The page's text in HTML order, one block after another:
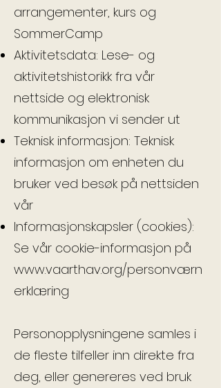
arrangementer, kurs og
SommerCamp
Aktivitetsdata: Lese- og
aktivitetshistorikk fra vår
nettside og elektronisk
kommunikasjon vi sender ut
Teknisk informasjon: Teknisk
informasjon om enheten du
bruker ved besøk på nettsiden
vår
Informasjonskapsler (cookies):
Se vår cookie-informasjon på
www.vaarthav.org/personværn
erklæring
Personopplysningene samles i
de fleste tilfeller inn direkte fra
deg, eller genereres ved bruk